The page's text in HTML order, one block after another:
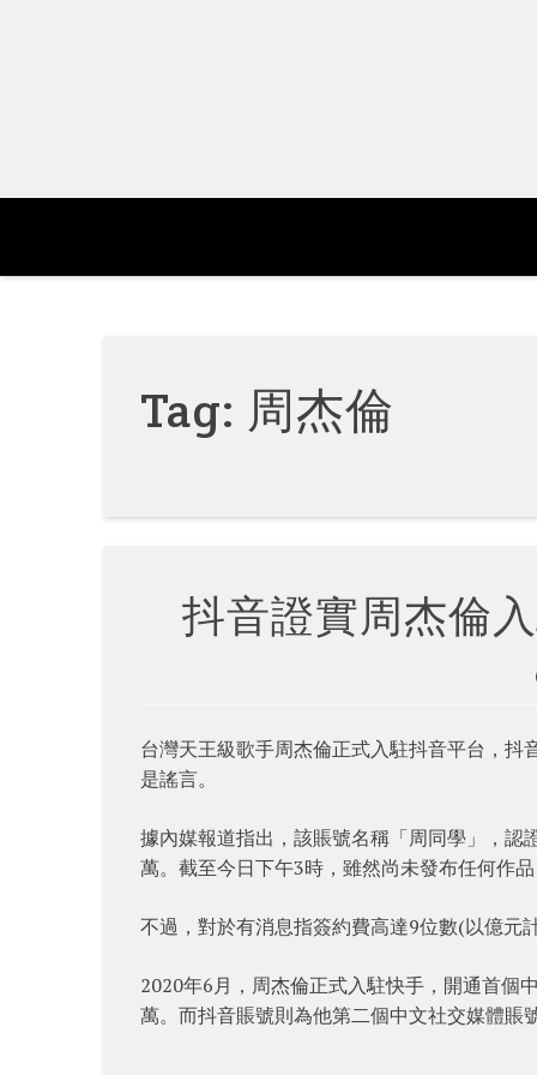
Tag: 周杰倫
抖音證實周杰倫
台灣天王級歌手周杰倫正式入駐抖音平台，
是謠言。
據內媒報道指出，該賬號名稱「周同學」，
萬。截至今日下午3時，雖然尚未發布任何作品
不過，對於有消息指簽約費高達9位數(以億元
2020年6月，周杰倫正式入駐快手，開通首個
萬。而抖音賬號則為他第二個中文社交媒體賬號